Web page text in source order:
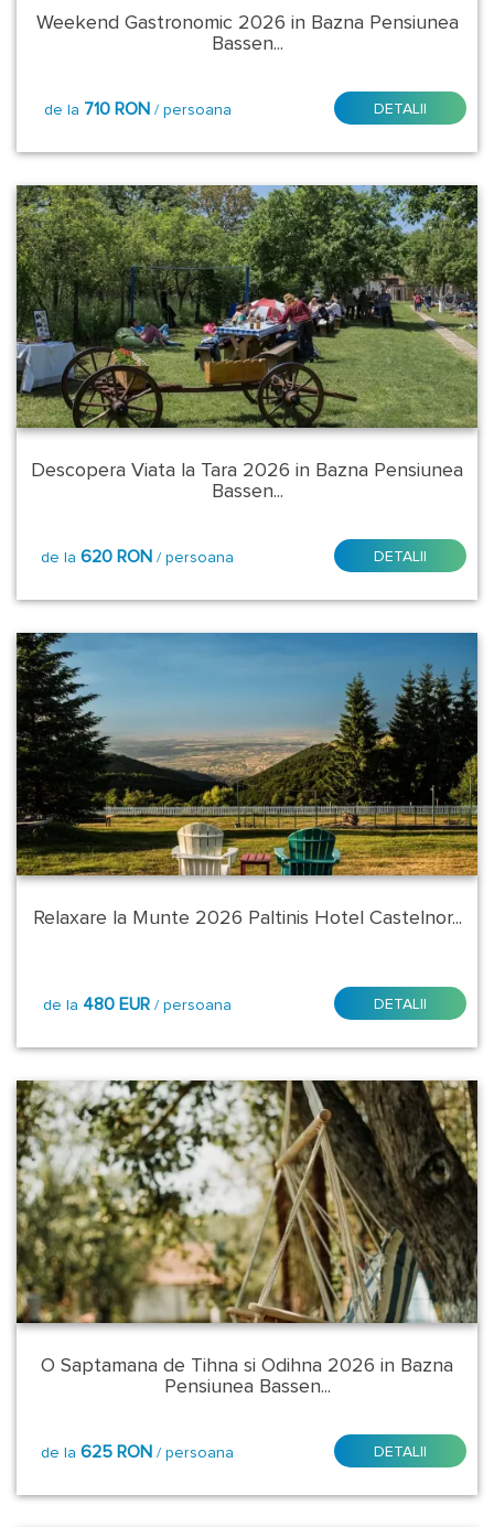
Duminica
sau
luni
Oricand
Vineri
Durata:
nopti
5
nopti
Tip
transport:
la
cerere
Tip
Pensiune
completa
Pensiune
Completa
Weekend Gastronomic 2026 in Bazna Pensiunea
Bassen...
de la 710 RON / persoana DETALII
Descopera Viata la Tara 2026 in Bazna Pensiunea
Bassen...
de la 620 RON / persoana DETALII
Relaxare la Munte 2026 Paltinis Hotel Castelnor...
de la 480 EUR / persoana DETALII
O Saptamana de Tihna si Odihna 2026 in Bazna
Pensiunea Bassen...
de la 625 RON / persoana DETALII